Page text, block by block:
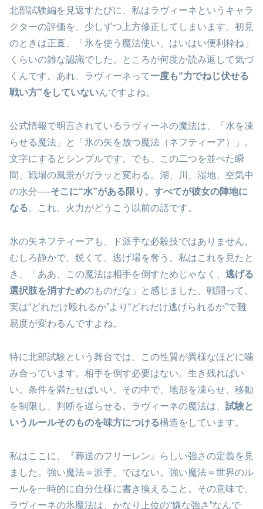
北部試験編を見返すたびに、私はラヴィーネというキャラ
クターの評価を、少しずつ上方修正してしまいます。初見
のときは正直、「氷を使う魔法使い、はいはい便利枠ね」
くらいの雑な認識でした。ところが何度か読み返して気づ
くんです。あれ、ラヴィーネって一度も“力でねじ伏せる
戦い方”をしていないんですよね。
公式情報で明言されているラヴィーネの魔法は、「水を凍
らせる魔法」と「氷の矢を放つ魔法（ネフティーア）」。
文字にするとシンプルです。でも、この二つを並べた瞬
間、戦場の風景がガラッと変わる。湖、川、湿地、空気中
の水分──そこに“水”がある限り、すべてが彼女の陣地に
なる。これ、火力がどうこう以前の話です。
氷の矢ネフティーアも、ド派手な必殺技ではありません。
むしろ静かで、鋭くて、逃げ場を奪う。私はこれを見たと
き、「ああ、この魔法は相手を倒すためじゃなく、 逃げる
選択肢を消すためのものだな」と感じました。戦闘って、
実は“どれだけ殴れるか”より“どれだけ逃げられるか”で難
易度が変わるんですよね。
特に北部試験という舞台では、この性質が異様なほどに噛
み合っています。相手を倒す必要はない。生き残ればい
い。条件を満たせばいい。その中で、地形を凍らせ、移動
を制限し、判断を遅らせる。ラヴィーネの魔法は、 試験と
いうルールそのものを味方につける構造をしています。
私はここに、『葬送のフリーレン』らしい強さの定義を見
ました。強い魔法＝派手、ではない。強い魔法＝世界のル
ールを一時的に自分仕様に書き換えること。その意味で、
ラヴィーネの氷魔法は、かなり上位の“嫌な強さ”なんで